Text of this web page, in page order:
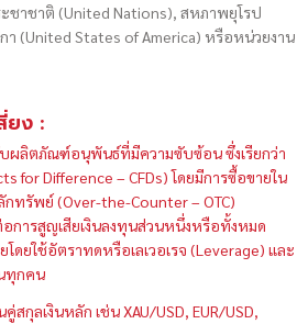
ชาชาติ (United Nations), สหภาพยุโรป
า (United States of America) หรือหน่วยงาน
ยง :
บผลิตภัณฑ์อนุพันธ์ที่มีความซับซ้อน ซึ่งเรียกว่า
for Difference – CFDs) โดยมีการซื้อขายใน
ทรัพย์ (Over-the-Counter – OTC)
การสูญเสียเงินลงทุนส่วนหนึ่งหรือทั้งหมด
โดยใช้อัตราทดหรือเลเวอเรจ (Leverage) และ
ทุกคน
กุลเงินหลัก เช่น XAU/USD, EUR/USD,